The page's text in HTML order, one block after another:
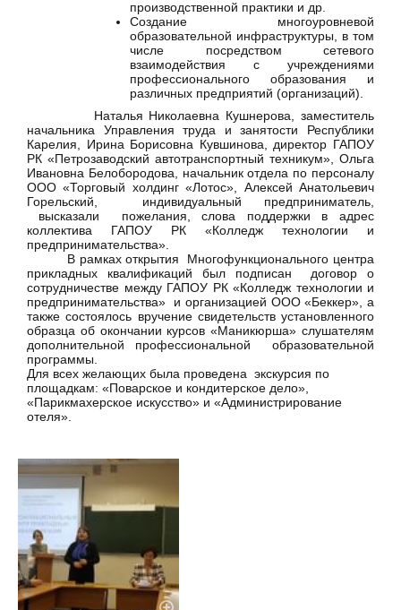
производственной практики и др.
Создание многоуровневой
образовательной инфраструктуры, в том
числе посредством сетевого
взаимодействия с учреждениями
профессионального образования и
различных предприятий (организаций).
Наталья Николаевна Кушнерова, заместитель
начальника Управления труда и занятости Республики
Карелия, Ирина Борисовна Кувшинова, директор ГАПОУ
РК «Петрозаводский автотранспортный техникум», Ольга
Ивановна Белобородова, начальник отдела по персоналу
ООО «Торговый холдинг «Лотос», Алексей Анатольевич
Горельский, индивидуальный предприниматель,
высказали пожелания, слова поддержки в адрес
коллектива ГАПОУ РК «Колледж технологии и
предпринимательства».
В рамках открытия Многофункционального центра
прикладных квалификаций был подписан договор о
сотрудничестве между ГАПОУ РК «Колледж технологии и
предпринимательства» и организацией ООО «Беккер», а
также состоялось вручение свидетельств установленного
образца об окончании курсов «Маникюрша» слушателям
дополнительной профессиональной образовательной
программы.
Для всех желающих была проведена экскурсия по
площадкам: «Поварское и кондитерское дело»,
«Парикмахерское искусство» и «Администрирование
отеля».